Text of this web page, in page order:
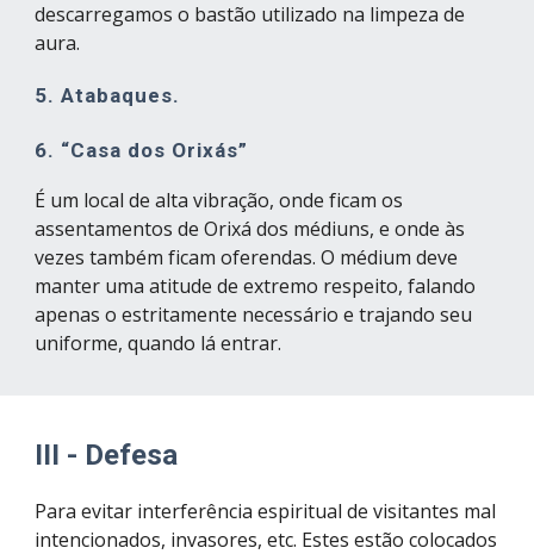
descarregamos o bastão utilizado na limpeza de
aura.
5. Atabaques.
6. “Casa dos Orixás”
É um local de alta vibração, onde ficam os
assentamentos de Orixá dos médiuns, e onde às
vezes também ficam oferendas. O médium deve
manter uma atitude de extremo respeito, falando
apenas o estritamente necessário e trajando seu
uniforme, quando lá entrar.
III - Defesa
Para evitar interferência espiritual de visitantes mal
intencionados, invasores, etc. Estes estão colocados